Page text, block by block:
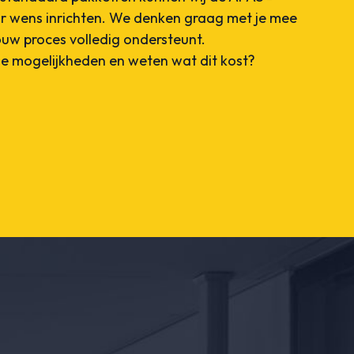
wens inrichten. We denken graag met je mee
proces volledig ondersteunt.
mogelijkheden en weten wat dit kost?